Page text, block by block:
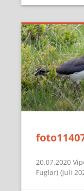
20.07.2020
Fuglar) (Juli